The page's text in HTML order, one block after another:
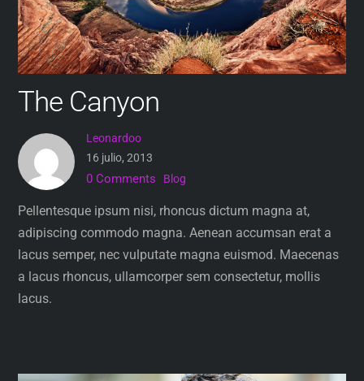
The Canyon
Leonardoo
16 julio, 2013
0 Comments Blog
Pellentesque ipsum nisi, rhoncus dictum magna at,
adipiscing commodo magna. Aenean accumsan erat a
lacus semper, nec vulputate magna euismod. Maecenas
a lacus rhoncus, ullamcorper sem consectetur, mollis
lacus.